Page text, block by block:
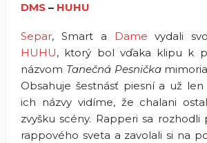
DMS – HUHU
Separ, Smart a Dame vydali
HUHU, ktorý bol vďaka klipu k
názvom Tanečná Pesnička
Obsahuje šestnásť piesní a už
ich názvy vidíme, že chalani
zvyšku scény. Rapperi sa
rappového sveta a zavolali si na